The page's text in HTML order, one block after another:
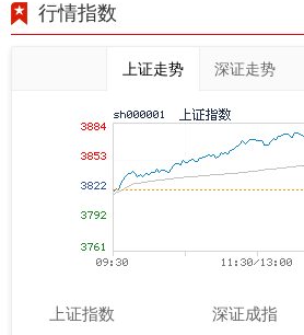
行情指数
上证走势 深证走势
上证指数 深证成指